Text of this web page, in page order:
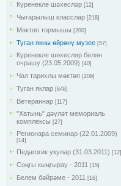
Күренекле шәхесләр [12]
Чыгарылыш класслар [218]
Мәктәп тормышы [200]
Туган якны өйрәнү музее [57]
Күренекле шәхесләр белән
очрашу (23.05.2009) [40]
Чал тарихлы мәктәп [209]
Туган яклар [648]
Ветераннар [117]
"Хатынь" дәүләт мемориаль
комплексы [27]
Регионара семинар (22.01.2009)
[14]
Педагогик укулар (31.03.2011) [12]
Соңгы кыңгырау - 2011 [15]
Белем бәйрәме - 2011 [16]